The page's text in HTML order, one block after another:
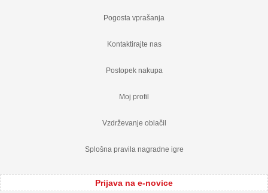
Pogosta vprašanja
Kontaktirajte nas
Postopek nakupa
Moj profil
Vzdrževanje oblačil
Splošna pravila nagradne igre
Prijava na e-novice